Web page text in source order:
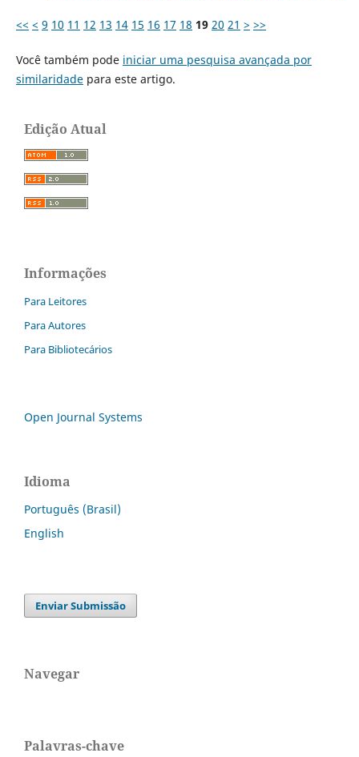
<< < 9 10 11 12 13 14 15 16 17 18 19 20 21 > >>
Você também pode iniciar uma pesquisa avançada por
similaridadepara este artigo.
Edição Atual
Informações
Para Leitores
Para Autores
Para Bibliotecários
Open Journal Systems
Idioma
Português (Brasil)
English
Enviar Submissão
Navegar
Palavras-chave